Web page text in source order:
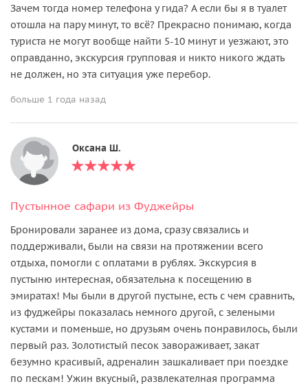
Зачем тогда номер телефона у гида? А если бы я в туалет
отошла на пару минут, то всё? Прекрасно понимаю, когда
туриста не могут вообще найти 5-10 минут и уезжают, это
оправданно, экскурсия групповая и никто никого ждать
не должен, но эта ситуация уже перебор.
больше 1 года назад
Оксана Ш.
Пустынное сафари из Фуджейры
Бронировали заранее из дома, сразу связались и
поддерживали, были на связи на протяжении всего
отдыха, помогли с оплатами в рублях. Экскурсия в
пустыню интересная, обязательна к посещению в
эмиратах! Мы были в другой пустыне, есть с чем сравнить,
из фуджейры показалась немного другой, с зелеными
кустами и поменьше, но друзьям очень понравилось, были
первый раз. Золотистый песок завораживает, закат
безумно красивый, адреналин зашкаливает при поездке
по пескам! Ужин вкусный, развлекателная программа